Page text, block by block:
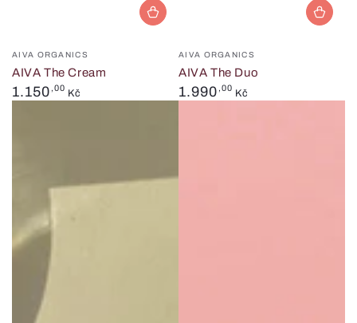
Prodejce:
AIVA ORGANICS
AIVA The Cream
Běžná
cena
1.150 ,00 Kč
Prodejce:
AIVA ORGANICS
AIVA The Duo
Běžná
cena
1.990 ,00 Kč